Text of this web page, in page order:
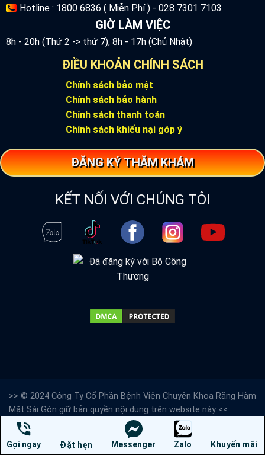
Hotline : 1800 6836 ( Miễn Phí ) - 028 7301 7103
GIỜ LÀM VIỆC
8h - 20h (Thứ 2 -> thứ 7), 8h - 17h (Chủ Nhật)
ĐIỀU KHOẢN CHÍNH SÁCH
Chính sách bảo mật
Chính sách bảo hành
Chính sách thanh toán
Chính sách khiếu nại góp ý
ĐĂNG KÝ THĂM KHÁM
KẾT NỐI VỚI CHÚNG TÔI
Gọi ngay Đặt hẹn Messenger Zalo Khuyến mãi
>> © 2024 Công Ty Cổ Phần Bệnh Viện Chuyên Khoa Răng Hàm
Mặt Sài Gòn giữ bản quyền nội dung trên website này <<
Bệnh Viện Răng Hàm Mặt Sài Gòn
chuyên trồng răng implant
toàn hàm